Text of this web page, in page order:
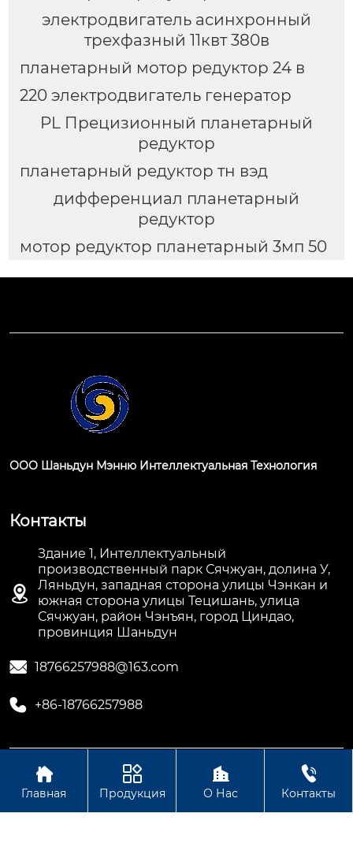
электродвигатель асинхронный
трехфазный 11квт 380в
планетарный мотор редуктор 24 в
220 электродвигатель генератор
PL Прецизионный планетарный
редуктор
планетарный редуктор тн вэд
дифференциал планетарный
редуктор
мотор редуктор планетарный 3мп 50
ООО Шаньдун Мэнню Интеллектуальная Технология
Контакты

Здание 1, Интеллектуальный
производственный парк Сячжуан, долина У,
Ляньдун, западная сторона улицы Чэнкан и
южная сторона улицы Тецишань, улица
Сячжуан, район Чэнъян, город Циндао,
провинция Шаньдун
 18766257988@163.com
 +86-18766257988
Авторское право©ООО Шаньдун Мэнню
Интеллектуальная Технология

Главная

Продукция

О Нас

Контакты